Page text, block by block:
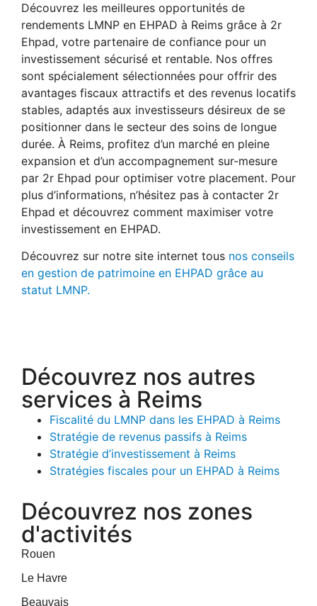
Découvrez les meilleures opportunités de
rendements LMNP en EHPAD à Reims grâce à 2r
Ehpad, votre partenaire de confiance pour un
investissement sécurisé et rentable. Nos offres
sont spécialement sélectionnées pour offrir des
avantages fiscaux attractifs et des revenus locatifs
stables, adaptés aux investisseurs désireux de se
positionner dans le secteur des soins de longue
durée. À Reims, profitez d’un marché en pleine
expansion et d’un accompagnement sur-mesure
par 2r Ehpad pour optimiser votre placement. Pour
plus d’informations, n’hésitez pas à contacter 2r
Ehpad et découvrez comment maximiser votre
investissement en EHPAD.
Découvrez sur notre site internet tous nos conseils
en gestion de patrimoine en EHPAD grâce au
statut LMNP.
Découvrez nos autres
services à Reims
Fiscalité du LMNP dans les EHPAD à Reims
Stratégie de revenus passifs à Reims
Stratégie d’investissement à Reims
Stratégies fiscales pour un EHPAD à Reims
Découvrez nos zones
d'activités
Rouen
Le Havre
Beauvais